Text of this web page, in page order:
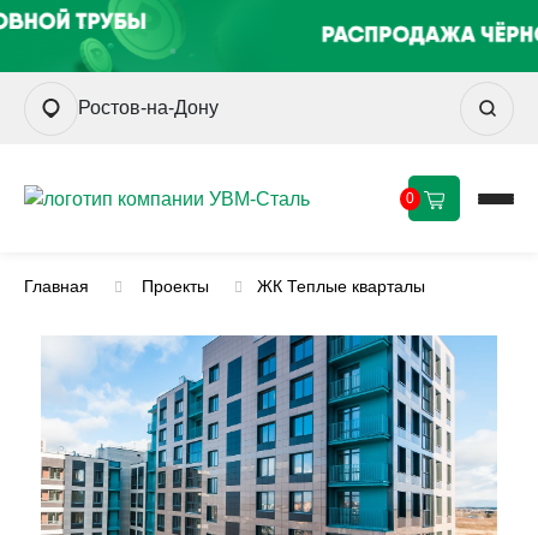
Ростов-на-Дону
0
Главная Проекты ЖК Теплые кварталы